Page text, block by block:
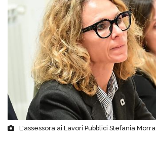
L'assessora ai Lavori Pubblici Stefania Morra